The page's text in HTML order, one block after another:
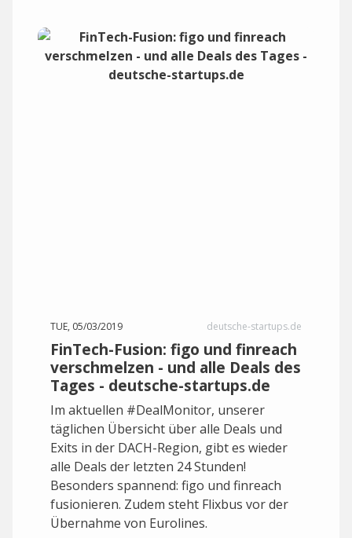
TUE, 05/03/2019 deutsche-startups.de
FinTech-Fusion: figo und finreach
verschmelzen - und alle Deals des
Tages - deutsche-startups.de
Im aktuellen #DealMonitor, unserer
täglichen Übersicht über alle Deals und
Exits in der DACH-Region, gibt es wieder
alle Deals der letzten 24 Stunden!
Besonders spannend: figo und finreach
fusionieren. Zudem steht Flixbus vor der
Übernahme von Eurolines.